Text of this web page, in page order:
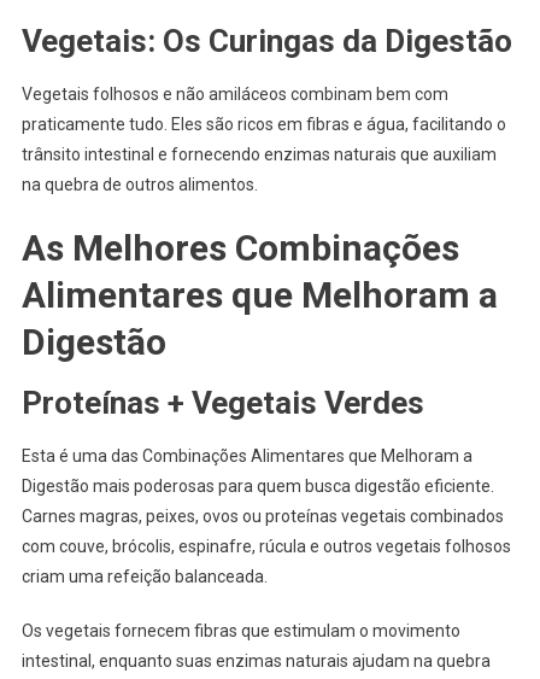
Vegetais: Os Curingas da Digestão
Vegetais folhosos e não amiláceos combinam bem com
praticamente tudo. Eles são ricos em fibras e água, facilitando o
trânsito intestinal e fornecendo enzimas naturais que auxiliam
na quebra de outros alimentos.
As Melhores Combinações
Alimentares que Melhoram a
Digestão
Proteínas + Vegetais Verdes
Esta é uma das Combinações Alimentares que Melhoram a
Digestão mais poderosas para quem busca digestão eficiente.
Carnes magras, peixes, ovos ou proteínas vegetais combinados
com couve, brócolis, espinafre, rúcula e outros vegetais folhosos
criam uma refeição balanceada.
Os vegetais fornecem fibras que estimulam o movimento
intestinal, enquanto suas enzimas naturais ajudam na quebra